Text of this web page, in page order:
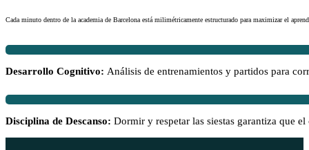
Charlas formativas de
Almuerzo (Dieta
Menú hipercalórico e
Cada minuto dentro de la academia de Barcelona está milimétricamente estructurado para maximizar el
Desarrollo Cognitivo: Análisis de entrenamientos y partidos para
Disciplina de Descanso: Dormir y respetar las siestas garantiza que